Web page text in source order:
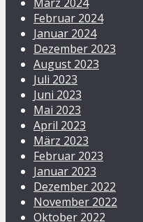
Februar 2024
Januar 2024
Dezember 2023
August 2023
Juli 2023
Juni 2023
Mai 2023
April 2023
März 2023
Februar 2023
Januar 2023
Dezember 2022
November 2022
Oktober 2022